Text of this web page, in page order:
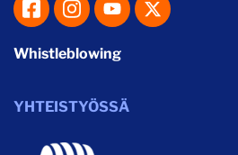
Whistleblowing
YHTEISTYÖSSÄ